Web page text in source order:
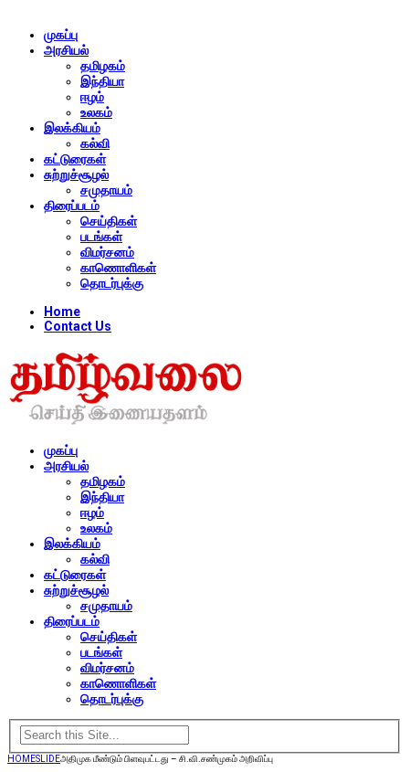
முகப்பு
அரசியல்
தமிழகம்
இந்தியா
ஈழம்
உலகம்
இலக்கியம்
கல்வி
கட்டுரைகள்
சுற்றுச்சூழல்
சமுதாயம்
திரைப்படம்
செய்திகள்
படங்கள்
விமர்சனம்
காணொளிகள்
தொடர்புக்கு
Home
Contact Us
முகப்பு
அரசியல்
தமிழகம்
இந்தியா
ஈழம்
உலகம்
இலக்கியம்
கல்வி
கட்டுரைகள்
சுற்றுச்சூழல்
சமுதாயம்
திரைப்படம்
செய்திகள்
படங்கள்
விமர்சனம்
காணொளிகள்
தொடர்புக்கு
HOMESLIDEஅதிமுக மீண்டும் பிளவுபட்டது – சி.வி.சண்முகம் அறிவிப்பு